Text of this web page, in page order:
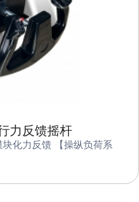
力反馈摇杆
化力反馈 【操纵负荷系